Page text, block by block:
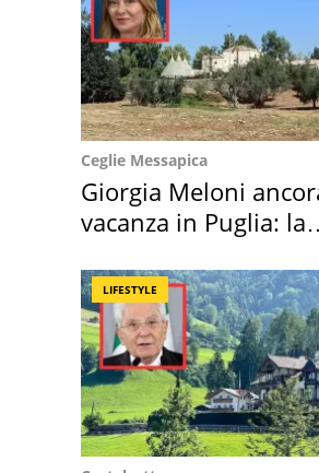
Ceglie Messapica
Giorgia Meloni
vacanza in Puglia: la
LIFESTYLE